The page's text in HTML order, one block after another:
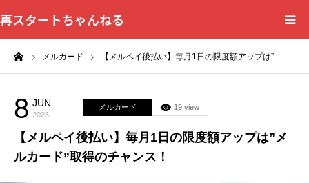
再スタートちゃんねる
メルカード 【メルペイ後払い】毎月1日の限度額アップは”…
8 JUN
2025
メルカード 19 view
【メルペイ後払い】毎月1日の限度額アップは”メ
ルカード”取得のチャンス！
HOME
カテゴリー一覧
問い合わせフォーム